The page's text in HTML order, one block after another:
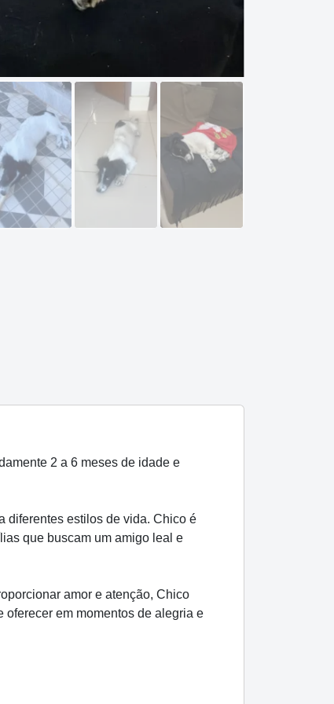
2 a 6 meses de idade e
diferentes estilos de vida. Chico é
que buscam um amigo leal e
amor e atenção, Chico
em momentos de alegria e